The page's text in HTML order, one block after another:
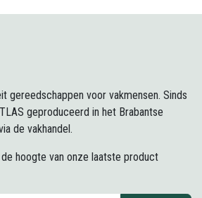
gereedschappen voor vakmensen. Sinds
geproduceerd in het Brabantse
de vakhandel.
hoogte van onze laatste product